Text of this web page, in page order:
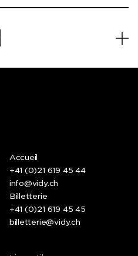
vers une poétique de
à Vidy la saison
Accueil
+41 (0)21 619 45 44
info@vidy.ch
Billetterie
+41 (0)21 619 45 45
billetterie@vidy.ch